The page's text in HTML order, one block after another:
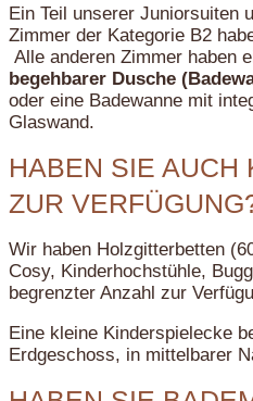
Ein Teil unserer Juniorsuiten
Zimmer der Kategorie B2
Alle anderen Zimmer haben
begehbarer Dusche
oder eine Badewanne mit
Glaswand.
HABEN SIE AUCH
ZUR
Wir haben Holzgitterbetten
Cosy, Kinderhochstühle,
begrenzter Anzahl zur
Eine kleine Kinderspielecke
Erdgeschoss, in mittelbarer